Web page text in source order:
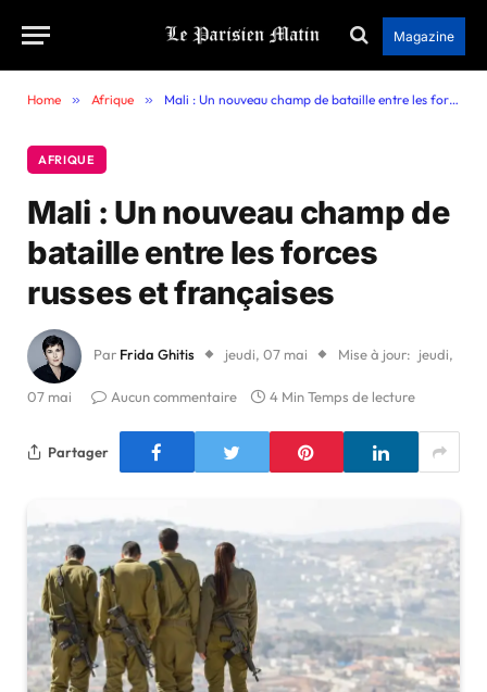
Magazine
Home » Afrique » Mali : Un nouveau champ de bataille entre les forces russes et françaises
AFRIQUE
Mali : Un nouveau champ de
bataille entre les forces
russes et françaises
Par Frida Ghitis jeudi, 07 mai Mise à jour: jeudi,
07 mai Aucun commentaire 4 Min Temps de lecture
Partager